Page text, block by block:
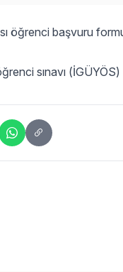
öğrenci başvuru
sınavı